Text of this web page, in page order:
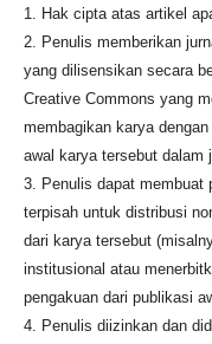
1. Hak cipta atas artikel
2. Penulis memberikan
yang dilisensikan secara
Creative Commons yang
membagikan karya
awal karya tersebut dalam
3. Penulis dapat membuat
terpisah untuk distribusi
dari karya tersebut
institusional atau
pengakuan dari publikasi
4. Penulis diizinkan dan